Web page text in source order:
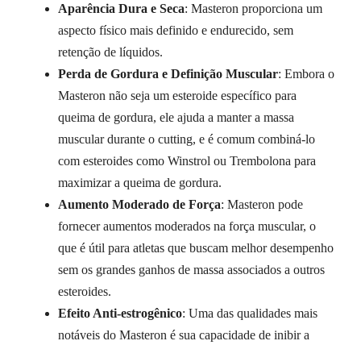
Aparência Dura e Seca: Masteron proporciona um
aspecto físico mais definido e endurecido, sem
retenção de líquidos.
Perda de Gordura e Definição Muscular: Embora o
Masteron não seja um esteroide específico para
queima de gordura, ele ajuda a manter a massa
muscular durante o cutting, e é comum combiná-lo
com esteroides como Winstrol ou Trembolona para
maximizar a queima de gordura.
Aumento Moderado de Força: Masteron pode
fornecer aumentos moderados na força muscular, o
que é útil para atletas que buscam melhor desempenho
sem os grandes ganhos de massa associados a outros
esteroides.
Efeito Anti-estrogênico: Uma das qualidades mais
notáveis do Masteron é sua capacidade de inibir a